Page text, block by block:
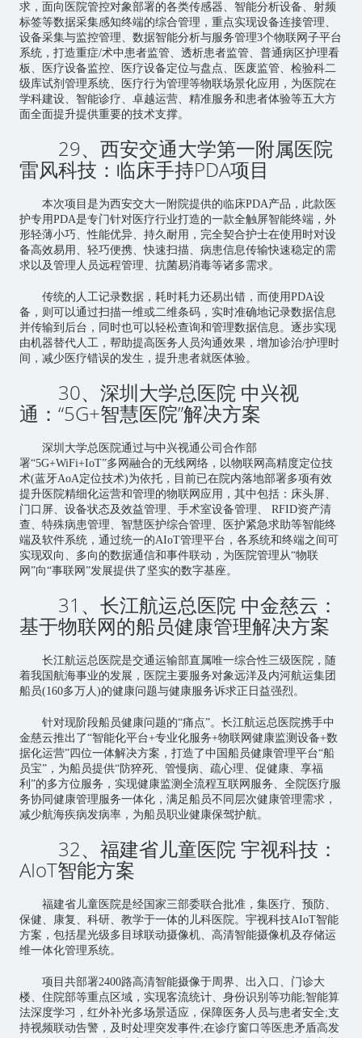
求，面向医院管控对象部署的各类传感器、智能分析设备、射频
标签等数据采集感知终端的综合管理，重点实现设备连接管理、
设备采集与监控管理、数据智能分析与服务管理3个物联网子平台
系统，打造重症/术中患者监管、透析患者监管、普通病区护理看
板、医疗设备监控、医疗设备定位与盘点、医废监管、检验科二
级库试剂管理系统、医疗行为管理等物联场景化应用，为医院在
学科建设、智能诊疗、卓越运营、精准服务和患者体验等五大方
面全面提升提供重要的技术支撑。
29、西安交通大学第一附属医院
雷风科技：临床手持PDA项目
本次项目是为西安交大一附院提供的临床PDA产品，此款医
护专用PDA是专门针对医疗行业打造的一款全触屏智能终端，外
形轻薄小巧、性能优异、持久耐用，完全契合护士在使用时对设
备高效易用、轻巧便携、快速扫描、病患信息传输快速稳定的需
求以及管理人员远程管理、抗菌易消毒等诸多需求。
传统的人工记录数据，耗时耗力还易出错，而使用PDA设
备，则可以通过扫描一维或二维条码，实时准确地记录数据信息
并传输到后台，同时也可以轻松查询和管理数据信息。逐步实现
由机器替代人工，帮助提高医务人员沟通效果，增加诊治/护理时
间，减少医疗错误的发生，提升患者就医体验。
30、深圳大学总医院 中兴视
通：“5G+智慧医院”解决方案
深圳大学总医院通过与中兴视通公司合作部
署“5G+WiFi+IoT”多网融合的无线网络，以物联网高精度定位技
术(蓝牙AoA定位技术)为依托，目前已在院内落地部署多项有效
提升医院精细化运营和管理的物联网应用，其中包括：床头屏、
门口屏、设备状态及效益管理、手术室设备管理、 RFID资产清
查、特殊病患管理、智慧医护综合管理、医护紧急求助等智能终
端及软件系统，通过统一的AIoT管理平台，各系统和终端之间可
实现双向、多向的数据通信和事件联动，为医院管理从“物联
网”向“事联网”发展提供了坚实的数字基座。
31、长江航运总医院 中金慈云：
基于物联网的船员健康管理解决方案
长江航运总医院是交通运输部直属唯一综合性三级医院，随
着我国航海事业的发展，医院主要服务对象远洋及内河航运集团
船员(160多万人)的健康问题与健康服务诉求正日益强烈。
针对现阶段船员健康问题的“痛点”。长江航运总医院携手中
金慈云推出了“智能化平台+专业化服务+物联网健康监测设备+数
据化运营”四位一体解决方案，打造了中国船员健康管理平台“船
员宝”，为船员提供“防猝死、管慢病、疏心理、促健康、享福
利”的多方位服务，实现健康监测全流程互联网服务、全院医疗服
务协同健康管理服务一体化，满足船员不同层次健康管理需求，
减少航海疾病发病率，为船员职业健康保驾护航。
32、福建省儿童医院 宇视科技：
AIoT智能方案
福建省儿童医院是经国家三部委联合批准，集医疗、预防、
保健、康复、科研、教学于一体的儿科医院。宇视科技AIoT智能
方案，包括星光级多目球联动摄像机、高清智能摄像机及存储运
维一体化管理系统。
项目共部署2400路高清智能摄像于周界、出入口、门诊大
楼、住院部等重点区域，实现客流统计、身份识别等功能;智能算
法深度学习，红外补光多场景适应，保障医务人员与患者安全;支
持视频联动告警，及时处理突发事件;在诊疗窗口等医患矛盾高发